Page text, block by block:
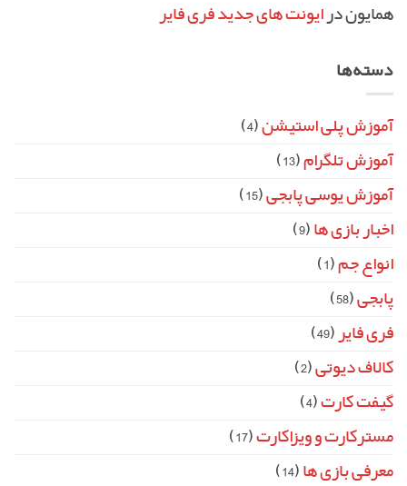
همایوندرایونت‌ های جدید فری فایر
دسته‌ها
آموزش پلی استیشن(4)
آموزش تلگرام(13)
آموزش یوسی پابجی(15)
اخبار بازی ها(9)
انواع جم(1)
پابجی(58)
فری فایر (49)
کالاف دیوتی(2)
گیفت کارت(4)
مسترکارت و ویزاکارت(17)
معرفی بازی ها(14)